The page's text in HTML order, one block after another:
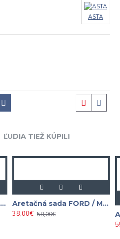
ASTA
ĽUDIA TIEŽ KÚPILI
Aretačná sada FORD / MAZDA ASTA
Aretačná sada FORD / MAZDA 1.8 D / TD / TDCI
38,00€ 58,00€